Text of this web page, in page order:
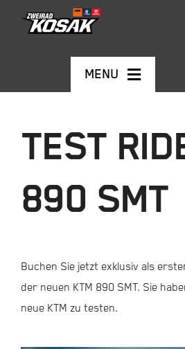
MENU
E-BIKES
TEST
890 SMT
Buchen Sie jetzt exklusiv als
der neuen KTM 890 SMT. Sie
neue KTM zu testen.